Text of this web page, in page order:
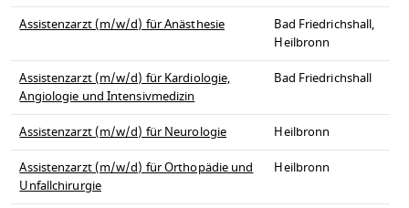
Assistenzarzt (m/w/d) für Anästhesie
Bad Friedrichshall,
Heilbronn
Assistenzarzt (m/w/d) für Kardiologie,
Angiologie und Intensivmedizin
Bad Friedrichshall
Assistenzarzt (m/w/d) für Neurologie
Heilbronn
Assistenzarzt (m/w/d) für Orthopädie und
Unfallchirurgie
Heilbronn